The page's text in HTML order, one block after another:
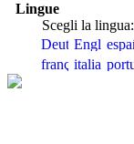
Lingue
Scegli la lingua: